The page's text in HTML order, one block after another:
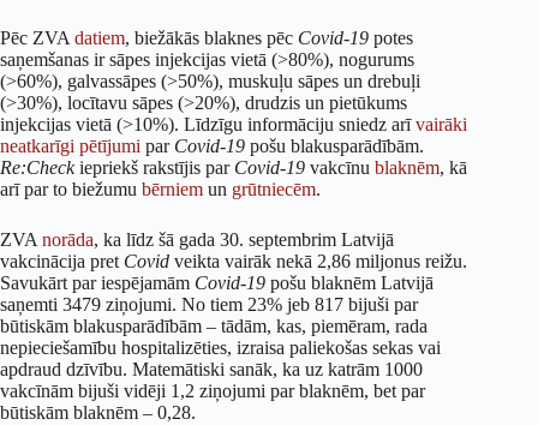
Pēc ZVA datiem, biežākās blaknes pēc Covid-19 potes
saņemšanas ir sāpes injekcijas vietā (>80%), nogurums
(>60%), galvassāpes (>50%), muskuļu sāpes un drebuļi
(>30%), locītavu sāpes (>20%), drudzis un pietūkums
injekcijas vietā (>10%). Līdzīgu informāciju sniedz arīvairāki
neatkarīgi pētījumi parCovid-19 pošu blakusparādībām.
Re:Checkiepriekš rakstījis parCovid-19 vakcīnu blaknēm, kā
arī par to biežumu bērniem un grūtniecēm.
ZVA norāda, ka līdz šā gada 30. septembrim Latvijā
vakcinācija pret Covid veikta vairāk nekā 2,86 miljonus reižu.
Savukārt par iespējamām Covid-19 pošu blaknēm Latvijā
saņemti 3479 ziņojumi. No tiem 23% jeb 817 bijuši par
būtiskām blakusparādībām – tādām, kas, piemēram, rada
nepieciešamību hospitalizēties, izraisa paliekošas sekas vai
apdraud dzīvību. Matemātiski sanāk, ka uz katrām 1000
vakcīnām bijuši vidēji 1,2 ziņojumi par blaknēm, bet par
būtiskām blaknēm – 0,28.